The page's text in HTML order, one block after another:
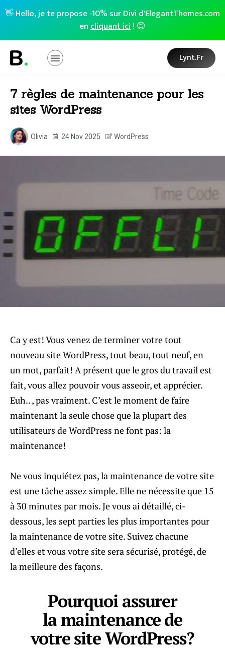
👋 Hello, je te propose -10% sur Divi d'ElegantThemes.com
encliquant ici! 😊
Lynt.fr
7 règles de maintenance pour les
sites WordPress
Olivia 24 Nov 2025 WordPress
Ca y est! Vous venez de terminer votre tout
nouveau site WordPress, tout beau, tout neuf, en
un mot, parfait! A présent que le gros du travail est
fait, vous allez pouvoir vous asseoir, et apprécier.
Euh.. , pas vraiment. C’est le moment de faire
maintenant la seule chose que la plupart des
utilisateurs de WordPress ne font pas: la
maintenance!
Ne vous inquiétez pas, la maintenance de votre site
est une tâche assez simple. Elle ne nécessite que 15
à 30 minutes par mois. Je vous ai détaillé, ci-
dessous, les sept parties les plus importantes pour
la maintenance de votre site. Suivez chacune
d’elles et vous votre site sera sécurisé, protégé, de
la meilleure des façons.
Pourquoi assurer
la maintenance de
votre site WordPress?